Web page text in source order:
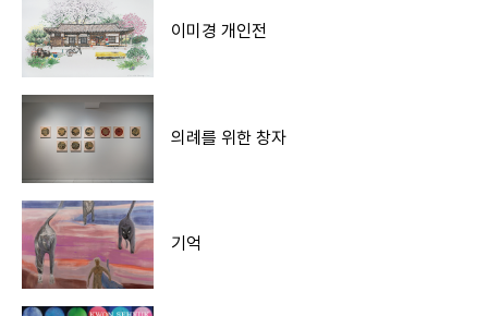
이미경 개인전
의례를 위한 창자
기억